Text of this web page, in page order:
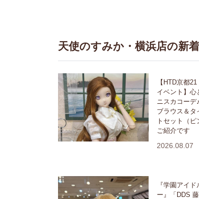
天使のすみか・横浜店の新
【HTD京都
イベント】心
ニスカコーデ
ブラウス＆タ
トセット（
ご紹介です
2026.08.07
『学園アイ
ー』「DDS